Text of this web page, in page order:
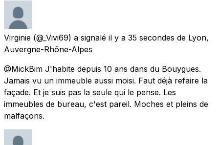
Virginie (@_Vivi69) a signalé il y a 35 secondes de Lyon,
Auvergne-Rhône-Alpes
@MickBim J'habite depuis 10 ans dans du Bouygues.
Jamais vu un immeuble aussi moisi. Faut déjà refaire la
façade. Et je suis pas la seule qui le pense. Les
immeubles de bureau, c'est pareil. Moches et pleins de
malfaçons.